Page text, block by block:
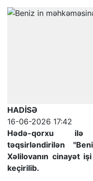
HADİSƏ
16-06-2026 17:42
Hədə-qorxu
təqsirləndirilən
Xəlilovanın cinayət
keçirilib.